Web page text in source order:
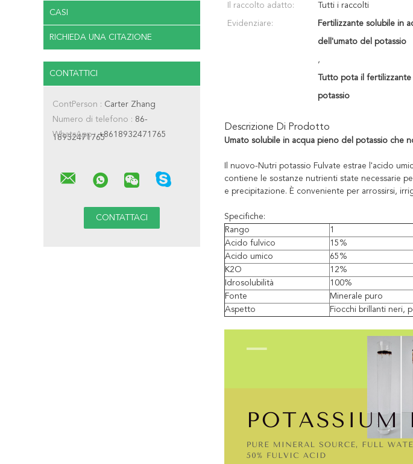
CASI
RICHIEDA UNA CITAZIONE
CONTATTICI
ContPerson : Carter Zhang
Numero di telefono : 86-
18932471765
WhatsApp :+8618932471765
Il raccolto adatto: Tutti i raccolti
Evidenziare: Fertilizzante solubile in
dell'umato del potassio
,
Tutto pota il
potassio
Descrizione Di Prodotto
Umato solubile in acqua pieno del potassio che
Il nuovo-Nutri potassio Fulvate estrae l'acido
contiene le sostanze nutrienti state necessarie
e precipitazione. È conveniente per arrossirsi,
Specifiche:
Rango
1
Acido fulvico
15%
Acido umico
65%
K2O
12%
Idrosolubilità
100%
Fonte
Minerale puro
Aspetto
Fiocchi brillanti neri,